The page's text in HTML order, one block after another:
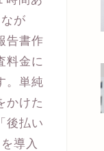
が
告書作
料金に
。単純
かけた
後払い
導入